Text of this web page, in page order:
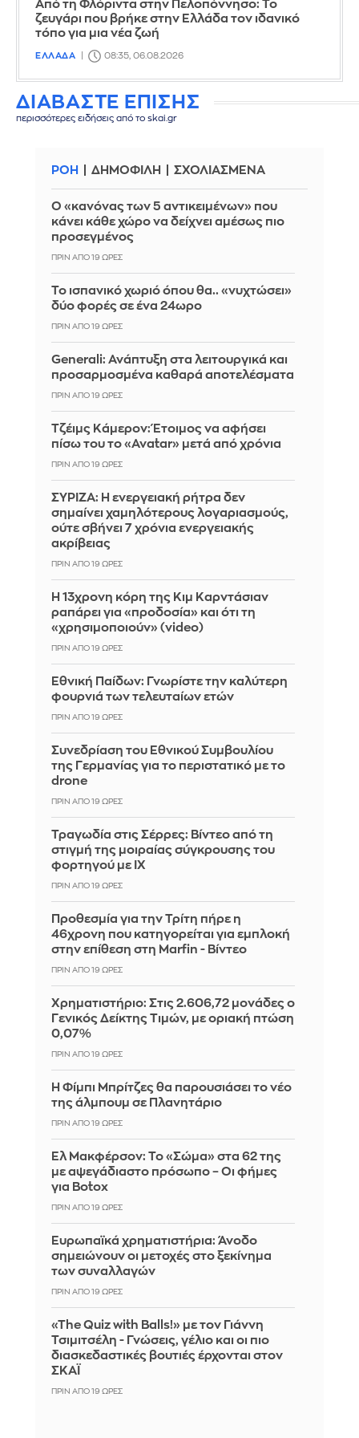
Από τη Φλόριντα στην Πελοπόννησο: Το
ζευγάρι που βρήκε στην Ελλάδα τον ιδανικό
τόπο για μια νέα ζωή
ΕΛΛΑΔΑ 08:35, 06.08.2026
ΔΙΑΒΑΣΤΕ ΕΠΙΣΗΣ
περισσότερες ειδήσεις από το skai.gr
ΡΟΗ ΔΗΜΟΦΙΛΗ ΣΧΟΛΙΑΣΜΕΝΑ
Ο «κανόνας των 5 αντικειμένων» που
κάνει κάθε χώρο να δείχνει αμέσως πιο
προσεγμένος
ΠΡΙΝ ΑΠΌ 19 ΏΡΕΣ
Το ισπανικό χωριό όπου θα.. «νυχτώσει»
δύο φορές σε ένα 24ωρο
ΠΡΙΝ ΑΠΌ 19 ΏΡΕΣ
Generali: Ανάπτυξη στα λειτουργικά και
προσαρμοσμένα καθαρά αποτελέσματα
ΠΡΙΝ ΑΠΌ 19 ΏΡΕΣ
Τζέιμς Κάμερον: Έτοιμος να αφήσει
πίσω του το «Avatar» μετά από χρόνια
ΠΡΙΝ ΑΠΌ 19 ΏΡΕΣ
ΣΥΡΙΖΑ: Η ενεργειακή ρήτρα δεν
σημαίνει χαμηλότερους λογαριασμούς,
ούτε σβήνει 7 χρόνια ενεργειακής
ακρίβειας
ΠΡΙΝ ΑΠΌ 19 ΏΡΕΣ
Η 13χρονη κόρη της Κιμ Καρντάσιαν
ραπάρει για «προδοσία» και ότι τη
«χρησιμοποιούν» (video)
ΠΡΙΝ ΑΠΌ 19 ΏΡΕΣ
Εθνική Παίδων: Γνωρίστε την καλύτερη
φουρνιά των τελευταίων ετών
ΠΡΙΝ ΑΠΌ 19 ΏΡΕΣ
Συνεδρίαση του Εθνικού Συμβουλίου
της Γερμανίας για το περιστατικό με το
drone
ΠΡΙΝ ΑΠΌ 19 ΏΡΕΣ
Τραγωδία στις Σέρρες: Βίντεο από τη
στιγμή της μοιραίας σύγκρουσης του
φορτηγού με ΙΧ
ΠΡΙΝ ΑΠΌ 19 ΏΡΕΣ
Προθεσμία για την Τρίτη πήρε η
46χρονη που κατηγορείται για εμπλοκή
στην επίθεση στη Marfin - Βίντεο
ΠΡΙΝ ΑΠΌ 19 ΏΡΕΣ
Χρηματιστήριο: Στις 2.606,72 μονάδες ο
Γενικός Δείκτης Τιμών, με οριακή πτώση
0,07%
ΠΡΙΝ ΑΠΌ 19 ΏΡΕΣ
Η Φίμπι Μπρίτζες θα παρουσιάσει το νέο
της άλμπουμ σε Πλανητάριο
ΠΡΙΝ ΑΠΌ 19 ΏΡΕΣ
Ελ Μακφέρσον: Το «Σώμα» στα 62 της
με αψεγάδιαστο πρόσωπο – Οι φήμες
για Botox
ΠΡΙΝ ΑΠΌ 19 ΏΡΕΣ
Ευρωπαϊκά χρηματιστήρια: Άνοδο
σημειώνουν οι μετοχές στο ξεκίνημα
των συναλλαγών
ΠΡΙΝ ΑΠΌ 19 ΏΡΕΣ
«The Quiz with Balls!» με τον Γιάννη
Τσιμιτσέλη - Γνώσεις, γέλιο και οι πιο
διασκεδαστικές βουτιές έρχονται στον
ΣΚΑΪ
ΠΡΙΝ ΑΠΌ 19 ΏΡΕΣ